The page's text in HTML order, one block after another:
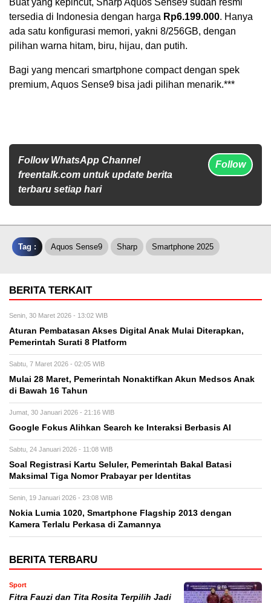
Buat yang kepincut, Sharp Aquos Sense9 sudah resmi
tersedia di Indonesia dengan harga Rp6.199.000. Hanya
ada satu konfigurasi memori, yakni 8/256GB, dengan
pilihan warna hitam, biru, hijau, dan putih.
Bagi yang mencari smartphone compact dengan spek
premium, Aquos Sense9 bisa jadi pilihan menarik.***
Follow WhatsApp Channel
freentalk.com untuk update berita
terbaru setiap hari
Follow
Tag : Aquos Sense9 Sharp Smartphone 2025
BERITA TERKAIT
Senin, 30 Maret 2026 - 13:02 WIB
Aturan Pembatasan Akses Digital Anak Mulai Diterapkan,
Pemerintah Surati 8 Platform
Sabtu, 7 Maret 2026 - 02:05 WIB
Mulai 28 Maret, Pemerintah Nonaktifkan Akun Medsos Anak
di Bawah 16 Tahun
Jumat, 30 Januari 2026 - 21:16 WIB
Google Fokus Alihkan Search ke Interaksi Berbasis AI
Sabtu, 24 Januari 2026 - 11:08 WIB
Soal Registrasi Kartu Seluler, Pemerintah Bakal Batasi
Maksimal Tiga Nomor Prabayar per Identitas
Senin, 19 Januari 2026 - 23:08 WIB
Nokia Lumia 1020, Smartphone Flagship 2013 dengan
Kamera Terlalu Perkasa di Zamannya
BERITA TERBARU
Sport
Fitra Fauzi dan Tita Rosita Terpilih Jadi